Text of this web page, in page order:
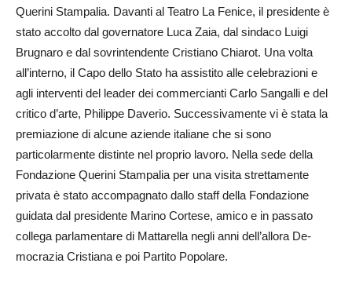
Querini Stampalia. Davanti al Teatro La Fenice, il presidente è
stato accolto dal governatore Luca Zaia, dal sindaco Luigi
Brugnaro e dal sovrintendente Cristiano Chia­rot. Una volta
all’interno, il Capo dello Stato ha assistito alle celebrazioni e
agli interventi del leader dei commercianti Carlo Sangalli e del
critico d’arte, Philippe Daverio. Successiva­mente vi è stata la
premiazione di alcune aziende italiane che si sono
particolarmente distinte nel proprio lavoro. Nella sede della
Fondazione Querini Stam­palia per una visita strettamente
privata è stato accompagnato dallo staff della Fondazione
guidata dal presidente Marino Cor­tese, amico e in passato
collega parlamentare di Mat­tarella negli anni dell’allora De­
mocrazia Cristiana e poi Partito Popolare.